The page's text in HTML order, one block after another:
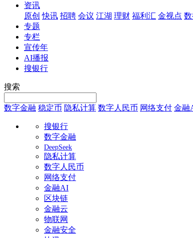
资讯
原创 快讯 招聘 会议 江湖 理财 福利汇 金视点
专题
专栏
宣传年
AI播报
搜银行
搜索
数字金融 稳定币 隐私计算 数字人民币 网络支付 金融
搜银行
数字金融
DeepSeek
隐私计算
数字人民币
网络支付
金融AI
区块链
金融云
物联网
金融安全